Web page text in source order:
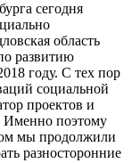
сегодня
область
развитию
году. С тех пор
социальной
проектов и
Именно поэтому
мы продолжили
разносторонние